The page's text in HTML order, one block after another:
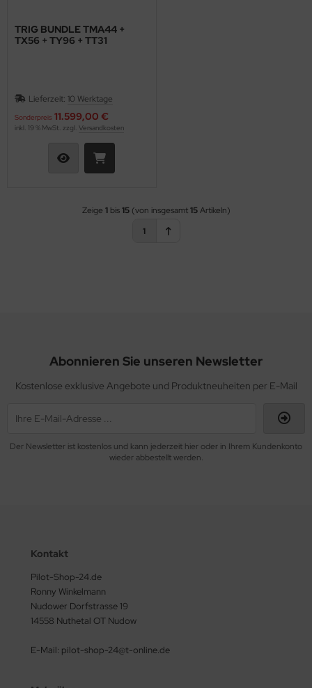
TRIG BUNDLE TMA44 +
TX56 + TY96 + TT31
Lieferzeit: 10 Werktage
Sonderpreis 11.599,00 €
inkl. 19 % MwSt. zzgl. Versandkosten
Zeige 1bis15(von insgesamt15Artikeln)
1
Abonnieren Sie unseren Newsletter
Kostenlose exklusive Angebote und Produktneuheiten per E-Mail
Der Newsletter ist kostenlos und kann jederzeit hier oder in Ihrem Kundenkonto
wieder abbestellt werden.
Kontakt
Pilot-Shop-24.de
Ronny Winkelmann
Nudower Dorfstrasse 19
14558 Nuthetal OT Nudow
E-Mail: pilot-shop-24@t-online.de